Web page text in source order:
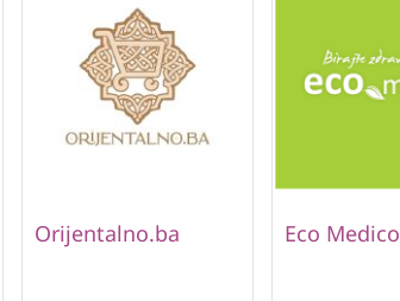
Orijentalno.ba Eco Medico